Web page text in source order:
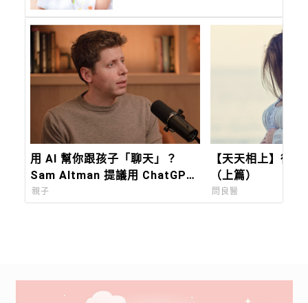
用 AI 幫你跟孩子「聊天」？
Sam Altman 提議用 ChatGPT
做育兒 Podcast ，為什麼引發
親子
【天天相上】從
（上篇）
問良醫